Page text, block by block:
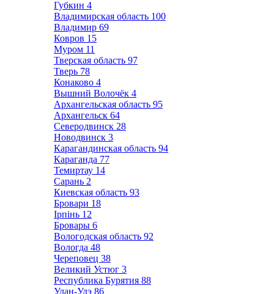
Губкин 4
Владимирская область 100
Владимир 69
Ковров 15
Муром 11
Тверская область 97
Тверь 78
Конаково 4
Вышний Волочёк 4
Архангельская область 95
Архангельск 64
Северодвинск 28
Новодвинск 3
Карагандинская область 94
Караганда 77
Темиртау 14
Сарань 2
Киевская область 93
Бровари 18
Ірпінь 12
Бровары 6
Вологодская область 92
Вологда 48
Череповец 38
Великий Устюг 3
Республика Бурятия 88
Улан-Удэ 86